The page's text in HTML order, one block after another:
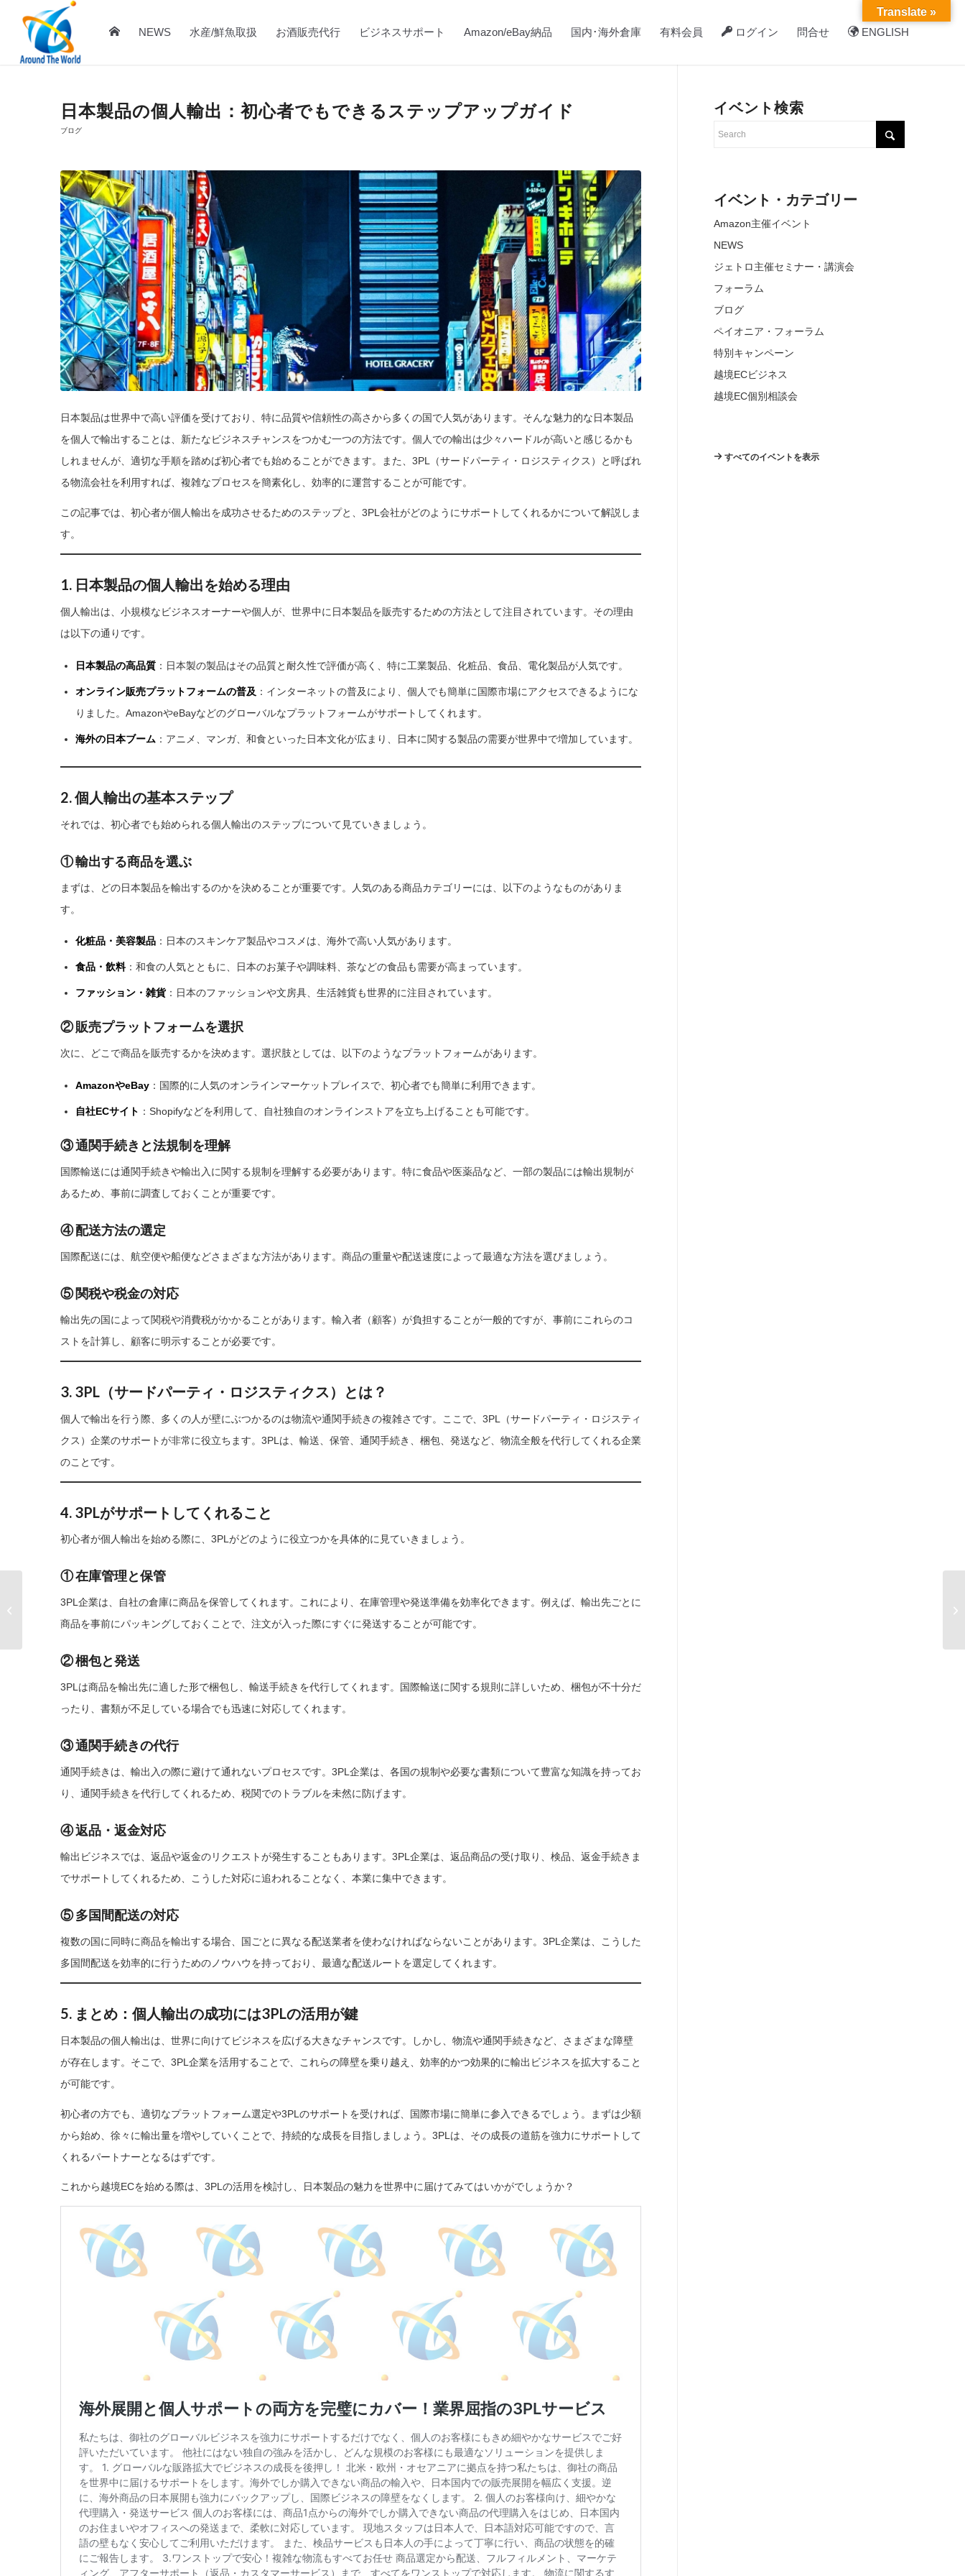
NEWS 水産/鮮魚取扱 お酒販売代行 ビジネスサポート Amazon/eBay納品 国内･海外倉庫 有料会員 ログイン 問合せ ENGLISH
日本製品の個人輸出：初心者でもできるステップアップガイド
ブログ
日本製品は世界中で高い評価を受けており、特に品質や信頼性の高さから多くの国で人気があります。そんな魅力的な日本製品
を個人で輸出することは、新たなビジネスチャンスをつかむ一つの方法です。個人での輸出は少々ハードルが高いと感じるかも
しれませんが、適切な手順を踏めば初心者でも始めることができます。また、3PL（サードパーティ・ロジスティクス）と呼ばれ
る物流会社を利用すれば、複雑なプロセスを簡素化し、効率的に運営することが可能です。
この記事では、初心者が個人輸出を成功させるためのステップと、3PL会社がどのようにサポートしてくれるかについて解説しま
す。
1. 日本製品の個人輸出を始める理由
個人輸出は、小規模なビジネスオーナーや個人が、世界中に日本製品を販売するための方法として注目されています。その理由
は以下の通りです。
日本製品の高品質：日本製の製品はその品質と耐久性で評価が高く、特に工業製品、化粧品、食品、電化製品が人気です。
オンライン販売プラットフォームの普及 ：インターネットの普及により、個人でも簡単に国際市場にアクセスできるようにな
りました。AmazonやeBayなどのグローバルなプラットフォームがサポートしてくれます。
海外の日本ブーム ：アニメ、マンガ、和食といった日本文化が広まり、日本に関する製品の需要が世界中で増加しています。
2. 個人輸出の基本ステップ
それでは、初心者でも始められる個人輸出のステップについて見ていきましょう。
① 輸出する商品を選ぶ
まずは、どの日本製品を輸出するのかを決めることが重要です。人気のある商品カテゴリーには、以下のようなものがありま
す。
化粧品・美容製品：日本のスキンケア製品やコスメは、海外で高い人気があります。
食品・飲料：和食の人気とともに、日本のお菓子や調味料、茶などの食品も需要が高まっています。
ファッション・雑貨：日本のファッションや文房具、生活雑貨も世界的に注目されています。
② 販売プラットフォームを選択
次に、どこで商品を販売するかを決めます。選択肢としては、以下のようなプラットフォームがあります。
AmazonやeBay：国際的に人気のオンラインマーケットプレイスで、初心者でも簡単に利用できます。
自社ECサイト ：Shopifyなどを利用して、自社独自のオンラインストアを立ち上げることも可能です。
③ 通関手続きと法規制を理解
国際輸送には通関手続きや輸出入に関する規制を理解する必要があります。特に食品や医薬品など、一部の製品には輸出規制が
あるため、事前に調査しておくことが重要です。
④ 配送方法の選定
国際配送には、航空便や船便などさまざまな方法があります。商品の重量や配送速度によって最適な方法を選びましょう。
⑤ 関税や税金の対応
輸出先の国によって関税や消費税がかかることがあります。輸入者（顧客）が負担することが一般的ですが、事前にこれらのコ
ストを計算し、顧客に明示することが必要です。
3. 3PL（サードパーティ・ロジスティクス）とは？
個人で輸出を行う際、多くの人が壁にぶつかるのは物流や通関手続きの複雑さです。ここで、3PL（サードパーティ・ロジスティ
クス）企業のサポートが非常に役立ちます。3PLは、輸送、保管、通関手続き、梱包、発送など、物流全般を代行してくれる企業
のことです。
4. 3PLがサポートしてくれること
初心者が個人輸出を始める際に、3PLがどのように役立つかを具体的に見ていきましょう。
① 在庫管理と保管
3PL企業は、自社の倉庫に商品を保管してくれます。これにより、在庫管理や発送準備を効率化できます。例えば、輸出先ごとに
商品を事前にパッキングしておくことで、注文が入った際にすぐに発送することが可能です。
② 梱包と発送
3PLは商品を輸出先に適した形で梱包し、輸送手続きを代行してくれます。国際輸送に関する規則に詳しいため、梱包が不十分だ
ったり、書類が不足している場合でも迅速に対応してくれます。
③ 通関手続きの代行
通関手続きは、輸出入の際に避けて通れないプロセスです。3PL企業は、各国の規制や必要な書類について豊富な知識を持ってお
り、通関手続きを代行してくれるため、税関でのトラブルを未然に防げます。
④ 返品・返金対応
輸出ビジネスでは、返品や返金のリクエストが発生することもあります。3PL企業は、返品商品の受け取り、検品、返金手続きま
でサポートしてくれるため、こうした対応に追われることなく、本業に集中できます。
⑤ 多国間配送の対応
複数の国に同時に商品を輸出する場合、国ごとに異なる配送業者を使わなければならないことがあります。3PL企業は、こうした
多国間配送を効率的に行うためのノウハウを持っており、最適な配送ルートを選定してくれます。
5. まとめ：個人輸出の成功には3PLの活用が鍵
日本製品の個人輸出は、世界に向けてビジネスを広げる大きなチャンスです。しかし、物流や通関手続きなど、さまざまな障壁
が存在します。そこで、3PL企業を活用することで、これらの障壁を乗り越え、効率的かつ効果的に輸出ビジネスを拡大すること
が可能です。
初心者の方でも、適切なプラットフォーム選定や3PLのサポートを受ければ、国際市場に簡単に参入できるでしょう。まずは少額
から始め、徐々に輸出量を増やしていくことで、持続的な成長を目指しましょう。3PLは、その成長の道筋を強力にサポートして
くれるパートナーとなるはずです。
これから越境ECを始める際は、3PLの活用を検討し、日本製品の魅力を世界中に届けてみてはいかがでしょうか？
イベント検索
イベント・カテゴリー
Amazon主催イベント
NEWS
ジェトロ主催セミナー・講演会
フォーラム
ブログ
ペイオニア・フォーラム
特別キャンペーン
越境ECビジネス
越境EC個別相談会
すべてのイベントを表示
通関手続きの基礎知
識：越境ECでスムーズ
に進めるため�...
Translate »